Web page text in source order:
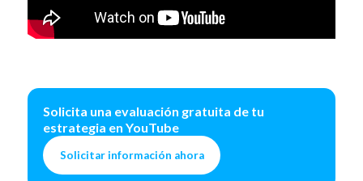
Solicita una evaluación gratuita de tu
estrategia en YouTube
Solicitar información ahora